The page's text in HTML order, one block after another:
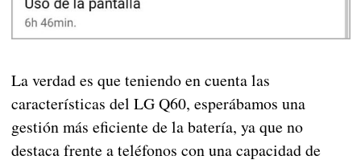
La verdad es que teniendo en cuenta las
características del LG Q60, esperábamos una
gestión más eficiente de la batería, ya que no
destaca frente a teléfonos con una capacidad de